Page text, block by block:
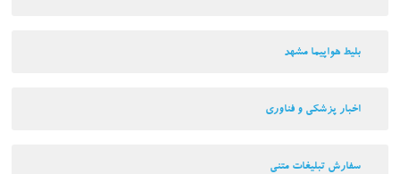
بلیط هواپیما مشهد
اخبار پزشکی و فناوری
سفارش تبلیغات متنی